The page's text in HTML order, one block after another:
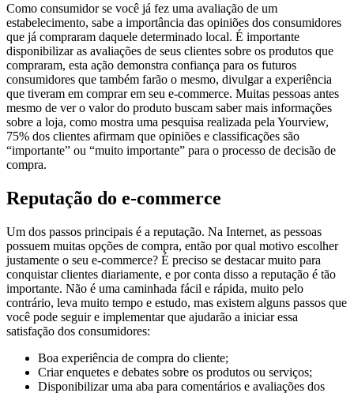
Como consumidor se você já fez uma avaliação de um
estabelecimento, sabe a importância das opiniões dos consumidores
que já compraram daquele determinado local. É importante
disponibilizar as avaliações de seus clientes sobre os produtos que
compraram, esta ação demonstra confiança para os futuros
consumidores que também farão o mesmo, divulgar a experiência
que tiveram em comprar em seu e-commerce. Muitas pessoas antes
mesmo de ver o valor do produto buscam saber mais informações
sobre a loja, como mostra uma pesquisa realizada pela Yourview,
75% dos clientes afirmam que opiniões e classificações são
“importante” ou “muito importante” para o processo de decisão de
compra.
Reputação do e-commerce
Um dos passos principais é a reputação. Na Internet, as pessoas
possuem muitas opções de compra, então por qual motivo escolher
justamente o seu e-commerce? É preciso se destacar muito para
conquistar clientes diariamente, e por conta disso a reputação é tão
importante. Não é uma caminhada fácil e rápida, muito pelo
contrário, leva muito tempo e estudo, mas existem alguns passos que
você pode seguir e implementar que ajudarão a iniciar essa
satisfação dos consumidores:
Boa experiência de compra do cliente;
Criar enquetes e debates sobre os produtos ou serviços;
Disponibilizar uma aba para comentários e avaliações dos